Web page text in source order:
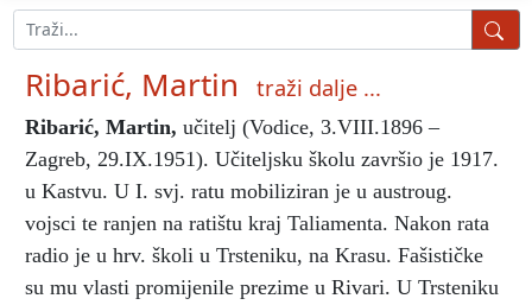
Ribarić, Martin traži dalje ...
Ribarić, Martin, učitelj (Vodice, 3.VIII.1896 –
Zagreb, 29.IX.1951). Učiteljsku školu završio je 1917.
u Kastvu. U I. svj. ratu mobiliziran je u austroug.
vojsci te ranjen na ratištu kraj Taliamenta. Nakon rata
radio je u hrv. školi u Trsteniku, na Krasu. Fašističke
su mu vlasti promijenile prezime u Rivari. U Trsteniku